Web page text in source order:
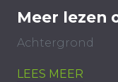
Meer lezen
Achtergrond
LEES MEER